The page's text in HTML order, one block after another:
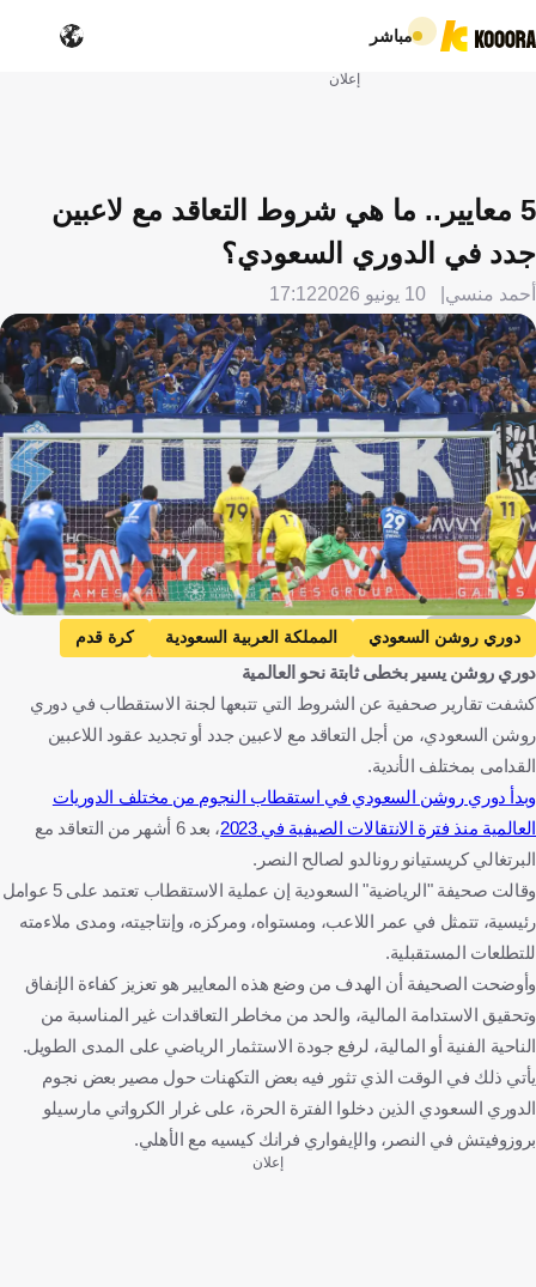
مباشر
إعلان
5 معايير.. ما هي شروط التعاقد مع لاعبين
جدد في الدوري السعودي؟
أحمد منسي 10 يونيو 2026 17:12
Getty Images
دوري روشن السعودي المملكة العربية السعودية كرة قدم
دوري روشن يسير بخطى ثابتة نحو العالمية
كشفت تقارير صحفية عن الشروط التي تتبعها لجنة الاستقطاب في دوري
روشن السعودي، من أجل التعاقد مع لاعبين جدد أو تجديد عقود اللاعبين
القدامى بمختلف الأندية.
وبدأ دوري روشن السعودي في استقطاب النجوم من مختلف الدوريات
العالمية منذ فترة الانتقالات الصيفية في 2023
، بعد 6 أشهر من التعاقد مع
البرتغالي كريستيانو رونالدو لصالح النصر.
وقالت صحيفة "الرياضية" السعودية إن عملية الاستقطاب تعتمد على 5 عوامل
رئيسية، تتمثل في عمر اللاعب، ومستواه، ومركزه، وإنتاجيته، ومدى ملاءمته
للتطلعات المستقبلية.
وأوضحت الصحيفة أن الهدف من وضع هذه المعايير هو تعزيز كفاءة الإنفاق
وتحقيق الاستدامة المالية، والحد من مخاطر التعاقدات غير المناسبة من
الناحية الفنية أو المالية، لرفع جودة الاستثمار الرياضي على المدى الطويل.
يأتي ذلك في الوقت الذي تثور فيه بعض التكهنات حول مصير بعض نجوم
الدوري السعودي الذين دخلوا الفترة الحرة، على غرار الكرواتي مارسيلو
بروزوفيتش في النصر، والإيفواري فرانك كيسيه مع الأهلي.
إعلان